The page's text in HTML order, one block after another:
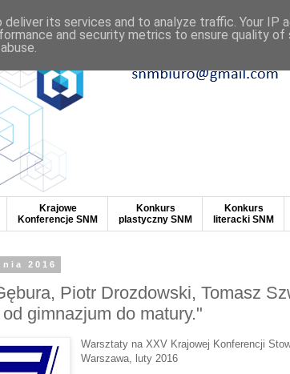
Krajowe
Konferencje SNM
Konkurs
plastyczny SNM
Konkurs
literacki SNM
2016
Piotr Drozdowski, Tomasz
gimnazjum do matury."
Warsztaty na XXV Krajowej Konferencji
Warszawa, luty 2016
its services and to analyze traffic. Your IP
and security metrics to ensure quality of